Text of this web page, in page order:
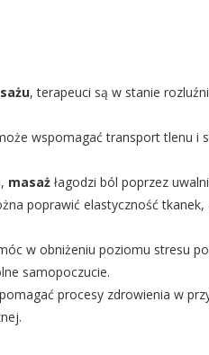
, terapeuci są w stanie
wspomagać transport tlenu i
masaż łagodzi ból poprzez
poprawić elastyczność
w obniżeniu poziomu stresu
samopoczucie.
procesy zdrowienia w